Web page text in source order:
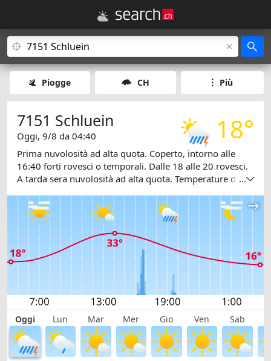
Piogge CH Più
18°
7151 Schluein
Oggi, 9/8 da 04:40
Prima nuvolosità ad alta quota. Coperto, intorno alle
16:40 forti rovesci o temporali. Dalle 18 alle 20 rovesci.
A tarda sera nuvolosità ad alta quota. Temperature di ...
Oggi Lun Mar Mer Gio Ven Sab